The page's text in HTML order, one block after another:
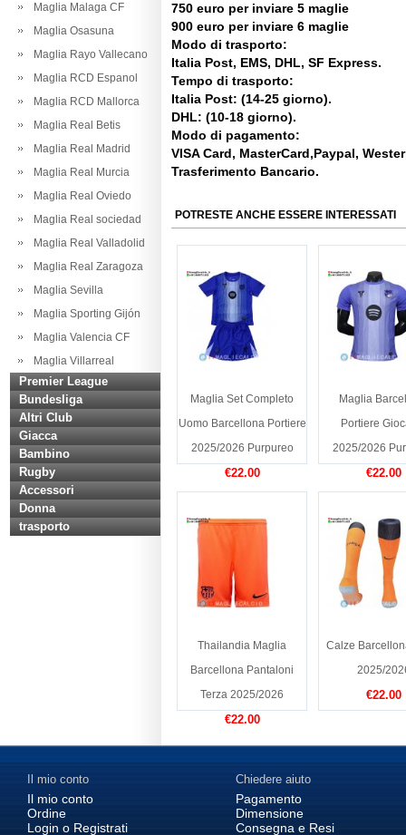
Maglia Malaga CF
Maglia Osasuna
Maglia Rayo Vallecano
Maglia RCD Espanol
Maglia RCD Mallorca
Maglia Real Betis
Maglia Real Madrid
Maglia Real Murcia
Maglia Real Oviedo
Maglia Real sociedad
Maglia Real Valladolid
Maglia Real Zaragoza
Maglia Sevilla
Maglia Sporting Gijón
Maglia Valencia CF
Maglia Villarreal
Premier League
Bundesliga
Altri Club
Giacca
Bambino
Rugby
Accessori
Donna
trasporto
750 euro per inviare 5 maglie
900 euro per inviare 6 maglie
Modo di trasporto:
Italia Post, EMS, DHL, SF Express.
Tempo di trasporto:
Italia Post: (14-25 giorno).
DHL: (10-18 giorno).
Modo di pagamento:
VISA Card, MasterCard,Paypal,
Trasferimento Bancario.
POTRESTE ANCHE ESSERE INTERESSATI
Maglia Set Completo
Uomo Barcellona Portiere
2025/2026 Purpureo
€22.00
Maglia
Portiere
2025/2026
€22.00
Thailandia Maglia
Barcellona Pantaloni
Terza 2025/2026
€22.00
Calze
2025/
€22.00
Il mio conto
Il mio conto
Ordine
Login o Registrati
Chiedere aiuto
Pagamento
Dimensione
Consegna e Resi